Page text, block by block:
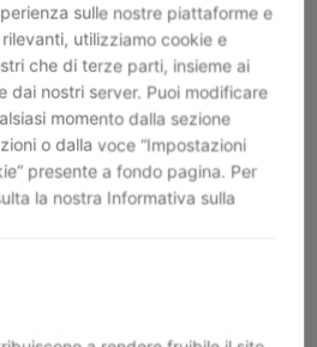
sulle nostre piattaforme e
utilizziamo cookie e
che di terze parti, insieme ai
dai nostri server. Puoi modificare
momento dalla sezione
o dalla voce “Impostazioni
presente a fondo pagina. Per
la nostra Informativa sulla